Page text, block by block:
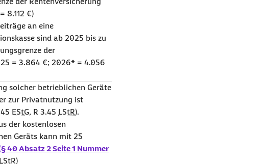
8.112 €)
an eine
sind ab 2025 bis zu
der
= 3.864 €; 2026* = 4.056
solcher betrieblichen Geräte
zur Privatnutzung ist
EStG, R 3.45 LStR).
der kostenlosen
Geräts kann mit 25
40 Absatz 2 Seite 1 Nummer
LStR)